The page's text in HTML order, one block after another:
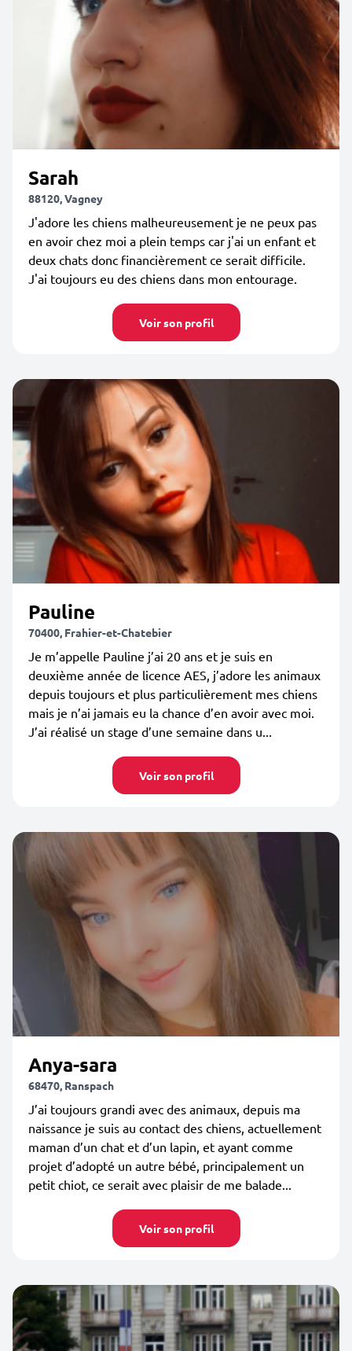
Sarah
88120, Vagney
J'adore les chiens malheureusement je ne peux pas
en avoir chez moi a plein temps car j'ai un enfant et
deux chats donc financièrement ce serait difficile.
J'ai toujours eu des chiens dans mon entourage.
Voir son profil
Pauline
70400, Frahier-et-Chatebier
Je m’appelle Pauline j’ai 20 ans et je suis en
deuxième année de licence AES, j’adore les animaux
depuis toujours et plus particulièrement mes chiens
mais je n’ai jamais eu la chance d’en avoir avec moi.
J’ai réalisé un stage d’une semaine dans u...
Voir son profil
Anya-sara
68470, Ranspach
J’ai toujours grandi avec des animaux, depuis ma
naissance je suis au contact des chiens, actuellement
maman d’un chat et d’un lapin, et ayant comme
projet d’adopté un autre bébé, principalement un
petit chiot, ce serait avec plaisir de me balade...
Voir son profil